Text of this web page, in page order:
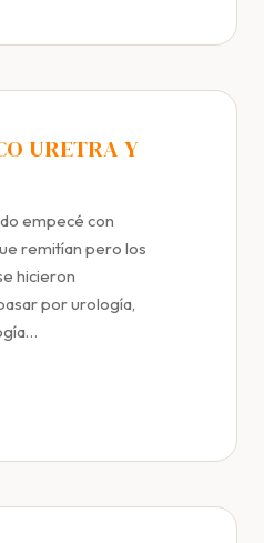
URETRA Y
empecé con
remitían pero los
hicieron
por urología,